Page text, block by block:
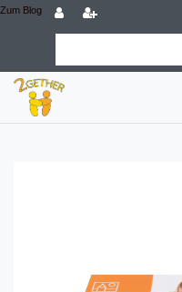
Zum Blog